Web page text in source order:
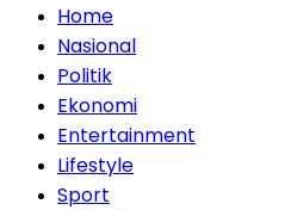
Home
Nasional
Politik
Ekonomi
Entertainment
Lifestyle
Sport